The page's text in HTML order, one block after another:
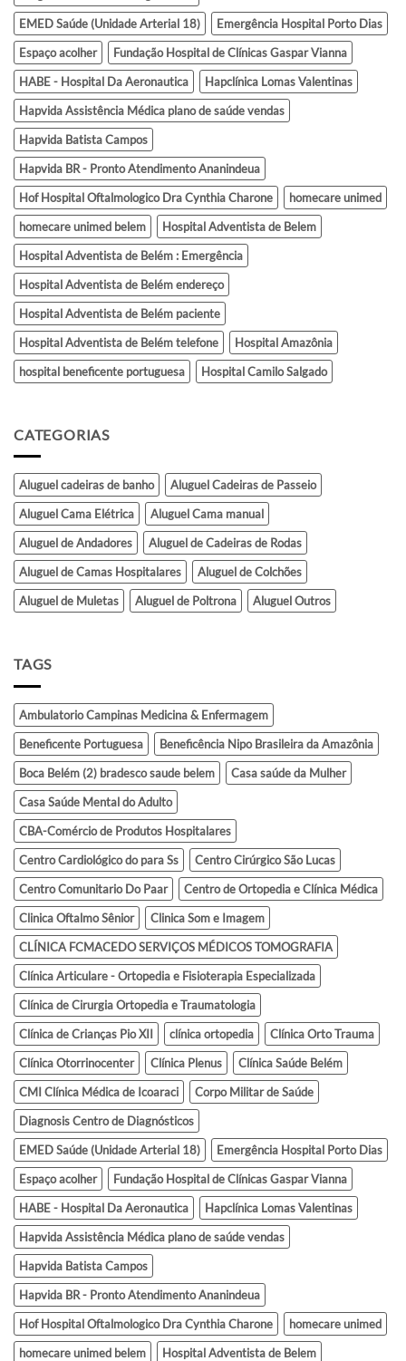
EMED Saúde (Unidade Arterial 18)
Emergência Hospital Porto Dias
Espaço acolher
Fundação Hospital de Clínicas Gaspar Vianna
HABE - Hospital Da Aeronautica
Hapclínica Lomas Valentinas
Hapvida Assistência Médica plano de saúde vendas
Hapvida Batista Campos
Hapvida BR - Pronto Atendimento Ananindeua
Hof Hospital Oftalmologico Dra Cynthia Charone
homecare unimed
homecare unimed belem
Hospital Adventista de Belem
Hospital Adventista de Belém : Emergência
Hospital Adventista de Belém endereço
Hospital Adventista de Belém paciente
Hospital Adventista de Belém telefone
Hospital Amazônia
hospital beneficente portuguesa
Hospital Camilo Salgado
CATEGORIAS
Aluguel cadeiras de banho
Aluguel Cadeiras de Passeio
Aluguel Cama Elétrica
Aluguel Cama manual
Aluguel de Andadores
Aluguel de Cadeiras de Rodas
Aluguel de Camas Hospitalares
Aluguel de Colchões
Aluguel de Muletas
Aluguel de Poltrona Aluguel Outros
TAGS
Ambulatorio Campinas Medicina & Enfermagem
Beneficente Portuguesa
Beneficência Nipo Brasileira da Amazônia
Boca Belém (2) bradesco saude belem
Casa saúde da Mulher
Casa Saúde Mental do Adulto
CBA-Comércio de Produtos Hospitalares
Centro Cardiológico do para Ss
Centro Cirúrgico São Lucas
Centro Comunitario Do Paar
Centro de Ortopedia e Clínica Médica
Clinica Oftalmo Sênior
Clinica Som e Imagem
CLÍNICA FCMACEDO SERVIÇOS MÉDICOS TOMOGRAFIA
Clínica Articulare - Ortopedia e Fisioterapia Especializada
Clínica de Cirurgia Ortopedia e Traumatologia
Clínica de Crianças Pio XII
clínica ortopedia
Clínica Orto Trauma
Clínica Otorrinocenter
Clínica Plenus
Clínica Saúde Belém
CMI Clínica Médica de Icoaraci
Corpo Militar de Saúde
Diagnosis Centro de Diagnósticos
EMED Saúde (Unidade Arterial 18)
Emergência Hospital Porto Dias
Espaço acolher
Fundação Hospital de Clínicas Gaspar Vianna
HABE - Hospital Da Aeronautica
Hapclínica Lomas Valentinas
Hapvida Assistência Médica plano de saúde vendas
Hapvida Batista Campos
Hapvida BR - Pronto Atendimento Ananindeua
Hof Hospital Oftalmologico Dra Cynthia Charone
homecare unimed
homecare unimed belem
Hospital Adventista de Belem